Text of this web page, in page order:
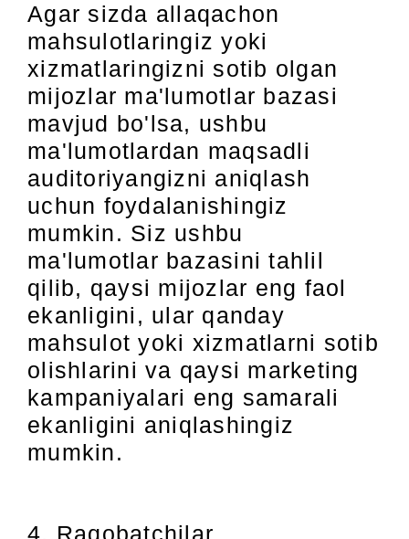
Agar sizda allaqachon
mahsulotlaringiz yoki
xizmatlaringizni sotib olgan
mijozlar ma'lumotlar bazasi
mavjud bo'lsa, ushbu
ma'lumotlardan maqsadli
auditoriyangizni aniqlash
uchun foydalanishingiz
mumkin. Siz ushbu
ma'lumotlar bazasini tahlil
qilib, qaysi mijozlar eng faol
ekanligini, ular qanday
mahsulot yoki xizmatlarni sotib
olishlarini va qaysi marketing
kampaniyalari eng samarali
ekanligini aniqlashingiz
mumkin.
4. Raqobatchilar